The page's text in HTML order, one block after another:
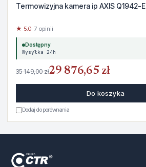
Termowizyjna kamera ip AXIS Q1942-E
★ 5.0· 7 opinii
Dostępny
Wysyłka 24h
35 149,00 zł29 876,65 zł
Do koszyka
Dodaj do porównania